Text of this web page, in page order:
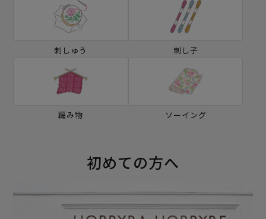
刺しゅう 刺し子
編み物 ソーイング
初めての方へ